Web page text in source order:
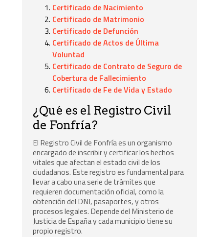
Certificado de Nacimiento
Certificado de Matrimonio
Certificado de Defunción
Certificado de Actos de Última
Voluntad
Certificado de Contrato de Seguro de
Cobertura de Fallecimiento
Certificado de Fe de Vida y Estado
¿Qué es el Registro Civil
de Fonfría?
El Registro Civil de Fonfría es un organismo
encargado de inscribir y certificar los hechos
vitales que afectan el estado civil de los
ciudadanos. Este registro es fundamental para
llevar a cabo una serie de trámites que
requieren documentación oficial, como la
obtención del DNI, pasaportes, y otros
procesos legales. Depende del Ministerio de
Justicia de España y cada municipio tiene su
propio registro.